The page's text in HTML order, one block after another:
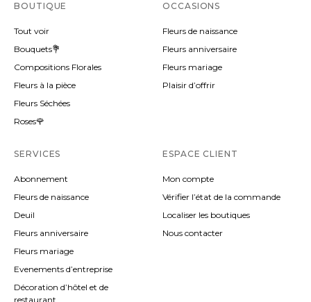
BOUTIQUE
Tout voir
Bouquets💐
Compositions Florales
Fleurs à la pièce
Fleurs Séchées
Roses🌹
OCCASIONS
Fleurs de naissance
Fleurs anniversaire
Fleurs mariage
Plaisir d’offrir
SERVICES
Abonnement
Fleurs de naissance
Deuil
Fleurs anniversaire
Fleurs mariage
Evenements d’entreprise
Décoration d’hôtel et de
restaurant
ESPACE CLIENT
Mon compte
Vérifier l’état de la commande
Localiser les boutiques
Nous contacter